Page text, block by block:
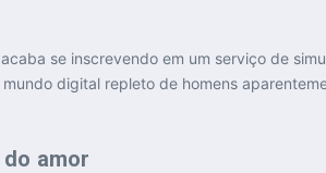
se inscrevendo em um serviço de
digital repleto de homens
amor